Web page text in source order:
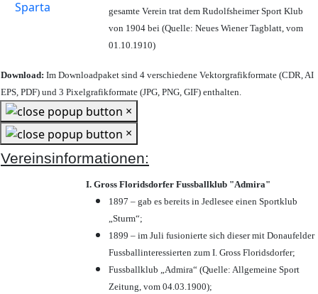
gesamte Verein trat dem Rudolfsheimer Sport Klub
von 1904 bei (Quelle: Neues Wiener Tagblatt, vom
01.10.1910)
Download: Im Downloadpaket sind 4 verschiedene Vektorgrafikformate (CDR, AI
EPS, PDF) und 3 Pixelgrafikformate (JPG, PNG, GIF) enthalten.
×
×
Vereinsinformationen:
I. Gross Floridsdorfer Fussballklub "Admira"
1897 – gab es bereits in Jedlesee einen Sportklub
„Sturm“;
1899 – im Juli fusionierte sich dieser mit Donaufelder
Fussballinteressierten zum I. Gross Floridsdorfer;
Fussballklub „Admira“ (Quelle: Allgemeine Sport
Zeitung, vom 04.03.1900);